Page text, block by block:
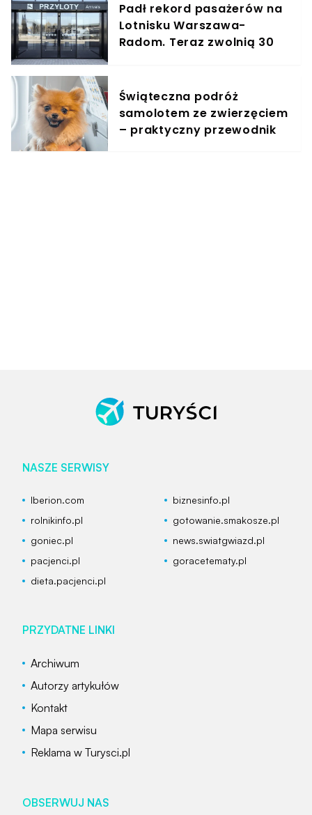
Padł rekord pasażerów na
Lotnisku Warszawa-
Radom. Teraz zwolnią 30
Świąteczna podróż
samolotem ze zwierzęciem
– praktyczny przewodnik
NASZE SERWISY
Iberion.com
biznesinfo.pl
rolnikinfo.pl
gotowanie.smakosze.pl
goniec.pl
news.swiatgwiazd.pl
pacjenci.pl
goracetematy.pl
dieta.pacjenci.pl
PRZYDATNE LINKI
Archiwum
Autorzy artykułów
Kontakt
Mapa serwisu
Reklama w Turysci.pl
OBSERWUJ NAS